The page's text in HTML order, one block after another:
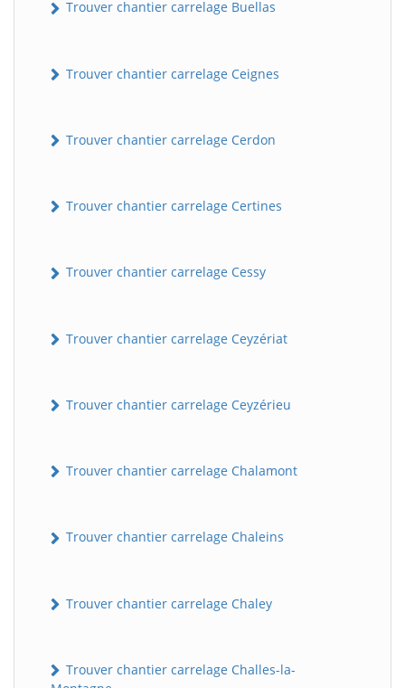
Trouver chantier carrelage Buellas
Trouver chantier carrelage Ceignes
Trouver chantier carrelage Cerdon
Trouver chantier carrelage Certines
Trouver chantier carrelage Cessy
Trouver chantier carrelage Ceyzériat
Trouver chantier carrelage Ceyzérieu
Trouver chantier carrelage Chalamont
Trouver chantier carrelage Chaleins
Trouver chantier carrelage Chaley
Trouver chantier carrelage Challes-la-